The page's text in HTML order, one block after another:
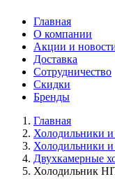
Главная
О компании
Акции и
Доставка
Сотрудничество
Скидки
Бренды
Главная
Холодильники
Холодильники
Двухкамерные
​Холодильник